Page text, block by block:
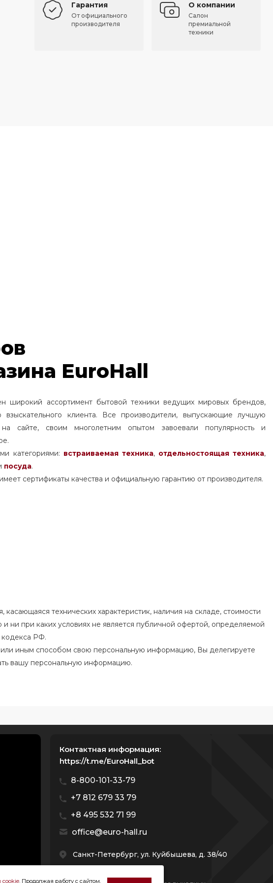
Гарантия
От официального
производителя
О компании
Салон
премиальной
техники
EuroHall
широкий ассортимент бытовой техники ведущих мировых брендов,
клиента. Все производители, выпускающие лучшую
сайте, своим многолетним опытом завоевали популярность и
категориями: встраиваемая техника, отдельностоящаятехника,
посуда.
сертификаты качества и официальную гарантию от производителя.
технических характеристик, наличия на складе, стоимости
ни при каких условиях не является публичной офертой, определяемой
кодекса РФ.
или иным способом свою персональную информацию, Вы делегируете
вашу персональную информацию.
Контактная информация:
https://t.me/EuroHall_bot
8-800-101-33-79
+7 812 679 33 79
+8 495 532 71 99
office@euro-hall.ru
Санкт-Петербург, ул. Куйбышева, д. 38/40
. Продолжая работу с сайтом,